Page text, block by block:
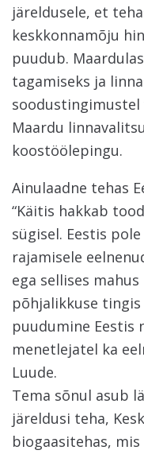
järeldusele, et
keskkonnamõju
puudub.
tagamiseks ja
Maardu
koostöölepingu.
Ainulaadne tehas
“Käitis hakkab
sügisel. Eestis
rajamisele
ega sellises
põhjalikkuse
puudumine
menetlejatel ka
Luude.
Tema sõnul asub
järeldusi teha,
biogaasitehas,